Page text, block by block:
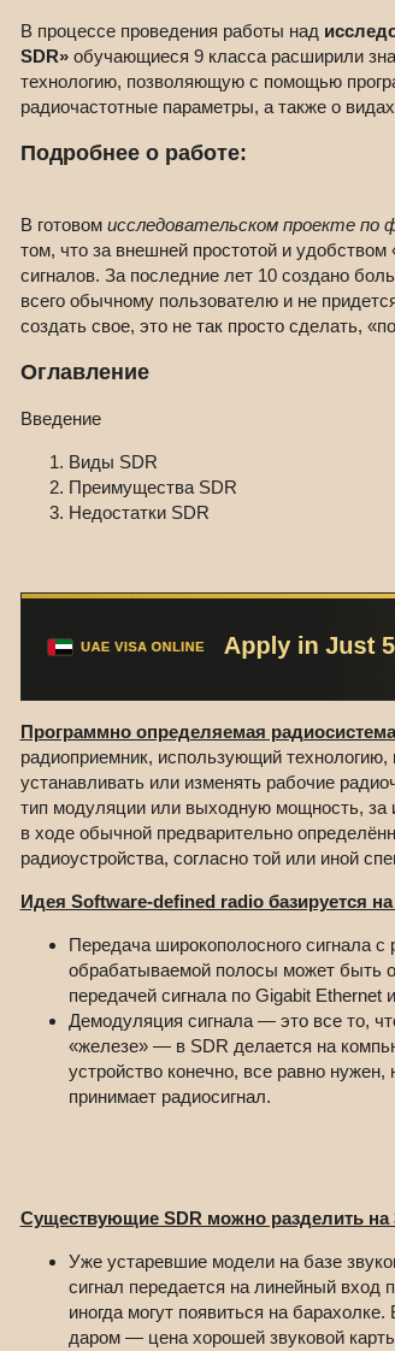
В процессе проведения работы над
SDR»обучающиеся 9 класса расширили
технологию, позволяющую с помощью
радиочастотные параметры, а также о
Подробнее о работе:
В готовом исследовательском проекте по
том, что за внешней простотой и
сигналов. За последние лет 10 создано
всего обычному пользователю и не
создать свое, это не так просто сделать,
Оглавление
Введение
Виды SDR
Преимущества SDR
Недостатки SDR
Программно определяемая радиосистема
радиоприемник, использующий
устанавливать или изменять рабочие
тип модуляции или выходную мощность, за
в ходе обычной предварительно
радиоустройства, согласно той или иной
Идея Software-defined radio базируется
Передача широкополосного сигнала
обрабатываемой полосы может быть
передачей сигнала по Gigabit Ethernet
Демодуляция сигнала — это все то,
«железе» — в SDR делается на
устройство конечно, все равно
принимает радиосигнал.
Существующие SDR можно разделить на
Уже устаревшие модели на базе
сигнал передается на линейный вход
иногда могут появиться на
даром — цена хорошей звуковой